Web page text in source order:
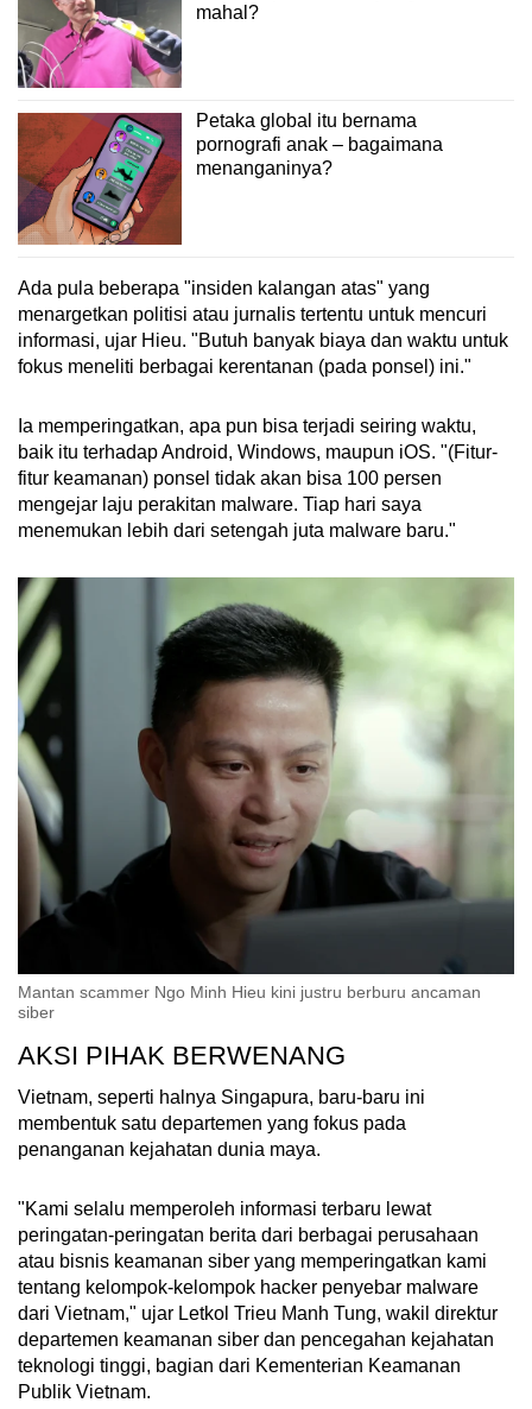
mahal?
Petaka global itu bernama
pornografi anak – bagaimana
menanganinya?
Ada pula beberapa "insiden kalangan atas" yang
menargetkan politisi atau jurnalis tertentu untuk mencuri
informasi, ujar Hieu. "Butuh banyak biaya dan waktu untuk
fokus meneliti berbagai kerentanan (pada ponsel) ini."
Ia memperingatkan, apa pun bisa terjadi seiring waktu,
baik itu terhadap Android, Windows, maupun iOS. "(Fitur-
fitur keamanan) ponsel tidak akan bisa 100 persen
mengejar laju perakitan malware. Tiap hari saya
menemukan lebih dari setengah juta malware baru."
Mantan scammer Ngo Minh Hieu kini justru berburu ancaman
siber
AKSI PIHAK BERWENANG
Vietnam, seperti halnya Singapura, baru-baru ini
membentuk satu departemen yang fokus pada
penanganan kejahatan dunia maya.
"Kami selalu memperoleh informasi terbaru lewat
peringatan-peringatan berita dari berbagai perusahaan
atau bisnis keamanan siber yang memperingatkan kami
tentang kelompok-kelompok hacker penyebar malware
dari Vietnam," ujar Letkol Trieu Manh Tung, wakil direktur
departemen keamanan siber dan pencegahan kejahatan
teknologi tinggi, bagian dari Kementerian Keamanan
Publik Vietnam.